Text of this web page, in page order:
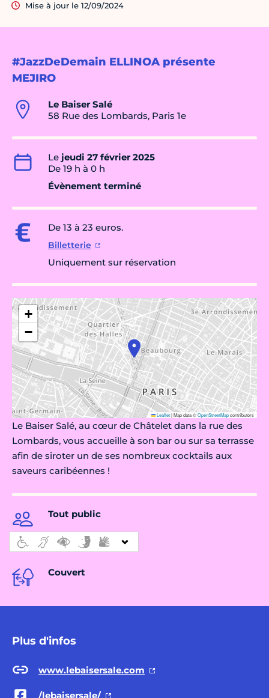
#JazzDeDemain ELLINOA présente
MEJIRO
Le Baiser Salé
58 Rue des Lombards, Paris 1e
Le jeudi 27 février 2025
De 19 h à 0 h
Évènement terminé
De 13 à 23 euros.
Billetterie
Uniquement sur réservation
+
−
Leaflet|Map data ©OpenStreetMapcontributors
Le Baiser Salé, au cœur de Châtelet dans la rue des
Lombards, vous accueille à son bar ou sur sa terrasse
afin de siroter un de ses nombreux cocktails aux
saveurs caribéennes !
Tout public
Couvert
Plus d'infos
www.lebaisersale.com
/lebaisersale/
Mise à jour le 12/09/2024